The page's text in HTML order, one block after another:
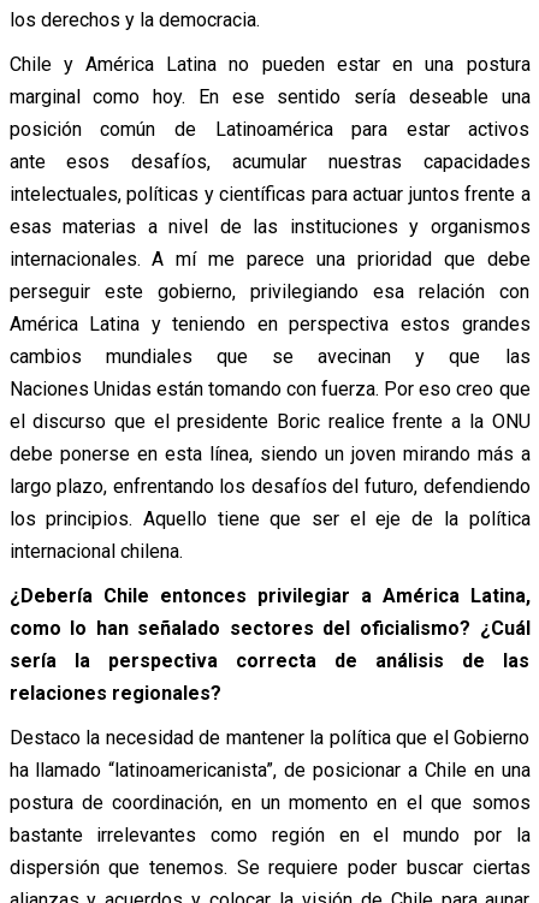
los derechos y la democracia.
Chile y América Latina no pueden estar en una postura
marginal como hoy. En ese sentido sería deseable una
posición común de Latinoamérica para estar activos
ante esos desafíos, acumular nuestras capacidades
intelectuales, políticas y científicas para actuar juntos frente a
esas materias a nivel de las instituciones y organismos
internacionales. A mí me parece una prioridad que debe
perseguir este gobierno, privilegiando esa relación con
América Latina y teniendo en perspectiva estos grandes
cambios mundiales que se avecinan y que las
Naciones Unidas están tomando con fuerza. Por eso creo que
el discurso que el presidente Boric realice frente a la ONU
debe ponerse en esta línea, siendo un joven mirando más a
largo plazo, enfrentando los desafíos del futuro, defendiendo
los principios. Aquello tiene que ser el eje de la política
internacional chilena.
¿Debería Chile entonces privilegiar a América Latina,
como lo han señalado sectores del oficialismo? ¿Cuál
sería la perspectiva correcta de análisis de las
relaciones regionales?
Destaco la necesidad de mantener la política que el Gobierno
ha llamado “latinoamericanista”, de posicionar a Chile en una
postura de coordinación, en un momento en el que somos
bastante irrelevantes como región en el mundo por la
dispersión que tenemos. Se requiere poder buscar ciertas